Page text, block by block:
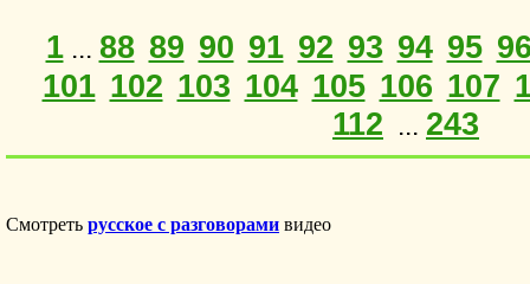
1... 88 89 90 91 92 93 94 95
101 102 103 104 105 106 107
112 ... 243